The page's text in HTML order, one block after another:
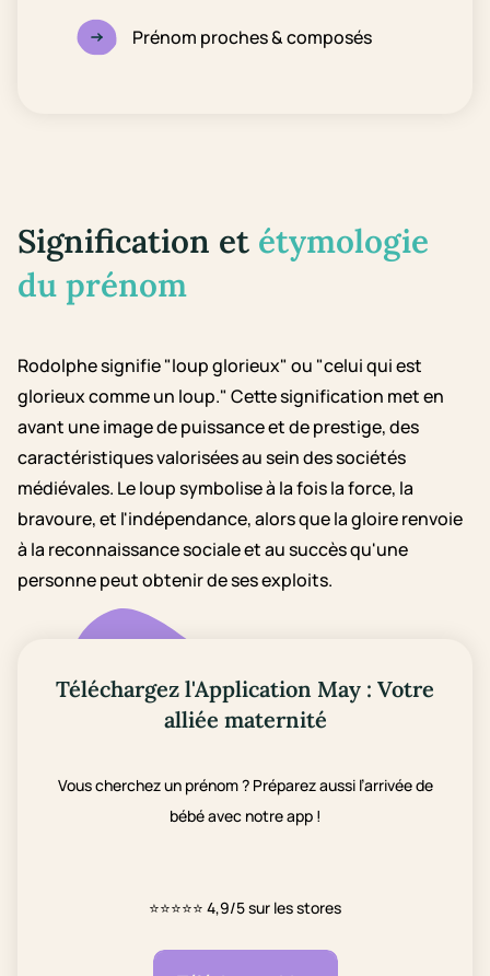
Prénom proches & composés
Signification et étymologie
du prénom
Rodolphe signifie "loup glorieux" ou "celui qui est
glorieux comme un loup." Cette signification met en
avant une image de puissance et de prestige, des
caractéristiques valorisées au sein des sociétés
médiévales. Le loup symbolise à la fois la force, la
bravoure, et l'indépendance, alors que la gloire renvoie
à la reconnaissance sociale et au succès qu'une
personne peut obtenir de ses exploits.
Téléchargez l'Application May : Votre
alliée maternité
Vous cherchez un prénom ? Préparez aussi l’arrivée de
bébé avec notre app !
⭐⭐⭐⭐⭐ 4,9/5 sur les stores